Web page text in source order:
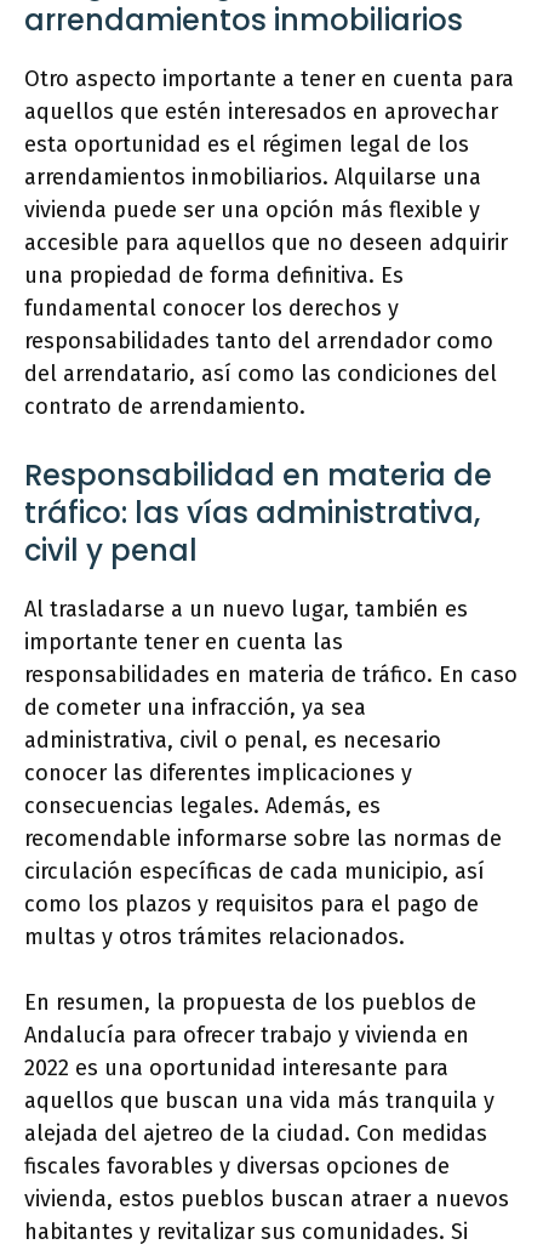
arrendamientos inmobiliarios
Otro aspecto importante a tener en cuenta para
aquellos que estén interesados en aprovechar
esta oportunidad es el régimen legal de los
arrendamientos inmobiliarios. Alquilarse una
vivienda puede ser una opción más flexible y
accesible para aquellos que no deseen adquirir
una propiedad de forma definitiva. Es
fundamental conocer los derechos y
responsabilidades tanto del arrendador como
del arrendatario, así como las condiciones del
contrato de arrendamiento.
Responsabilidad en materia de
tráfico: las vías administrativa,
civil y penal
Al trasladarse a un nuevo lugar, también es
importante tener en cuenta las
responsabilidades en materia de tráfico. En caso
de cometer una infracción, ya sea
administrativa, civil o penal, es necesario
conocer las diferentes implicaciones y
consecuencias legales. Además, es
recomendable informarse sobre las normas de
circulación específicas de cada municipio, así
como los plazos y requisitos para el pago de
multas y otros trámites relacionados.
En resumen, la propuesta de los pueblos de
Andalucía para ofrecer trabajo y vivienda en
2022 es una oportunidad interesante para
aquellos que buscan una vida más tranquila y
alejada del ajetreo de la ciudad. Con medidas
fiscales favorables y diversas opciones de
vivienda, estos pueblos buscan atraer a nuevos
habitantes y revitalizar sus comunidades. Si